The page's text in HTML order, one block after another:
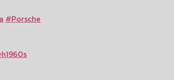
#Porsche